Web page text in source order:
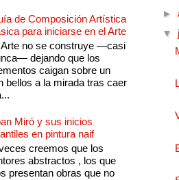
de Composición Artística
para iniciarse en el Arte
Arte no se construye —casi
dejando que los
caigan sobre un
bellos a la mirada tras caer
Miró y sus inicios
en pintura naif
creemos que los
abstractos , los que
presentan obras que no
►
▼